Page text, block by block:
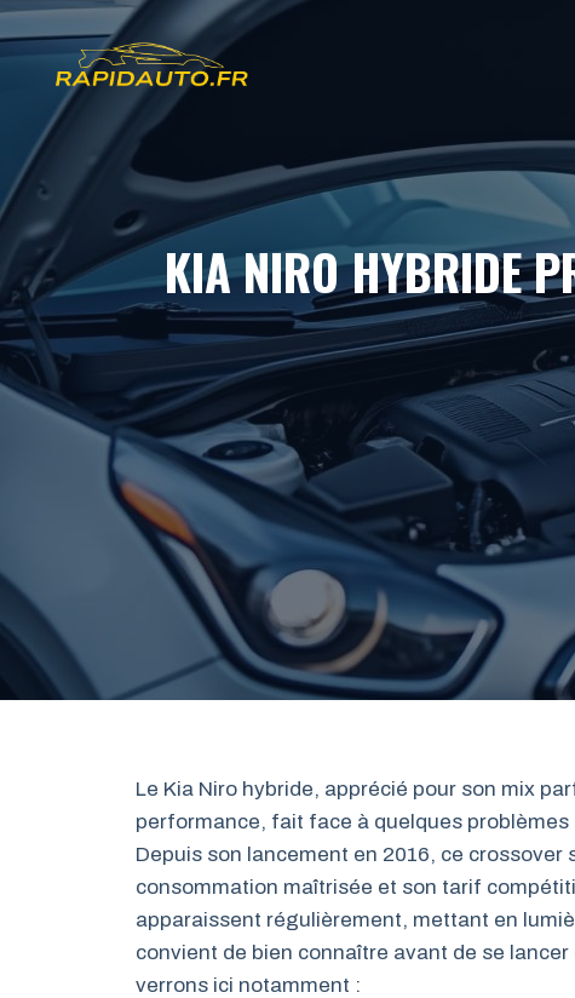
Aller
au
contenu
KIA NIRO HYBRIDE
Le Kia Niro hybride, apprécié pour son mix
performance, fait face à quelques
Depuis son lancement en 2016, ce
consommation maîtrisée et son tarif
apparaissent régulièrement, mettant en
convient de bien connaître avant de se
verrons ici notamment :